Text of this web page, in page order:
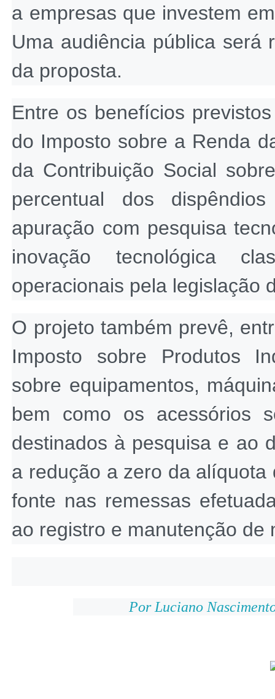
a empresas que investem
Uma audiência pública será
da proposta.
Entre os benefícios
do Imposto sobre a Renda
da Contribuição Social
percentual dos
apuração com pesquisa
inovação tecnológica
operacionais pela legislação
O projeto também prevê,
Imposto sobre Produtos
sobre equipamentos,
bem como os acessórios
destinados à pesquisa e ao
a redução a zero da
fonte nas remessas
ao registro e manutenção de
Por Luciano